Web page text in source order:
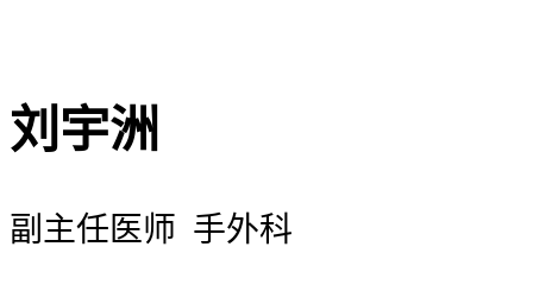
刘宇洲
副主任医师 手外科